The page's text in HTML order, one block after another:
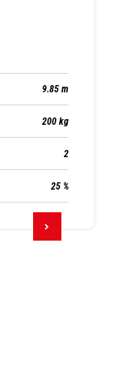
9.85 m
200 kg
2
25 %